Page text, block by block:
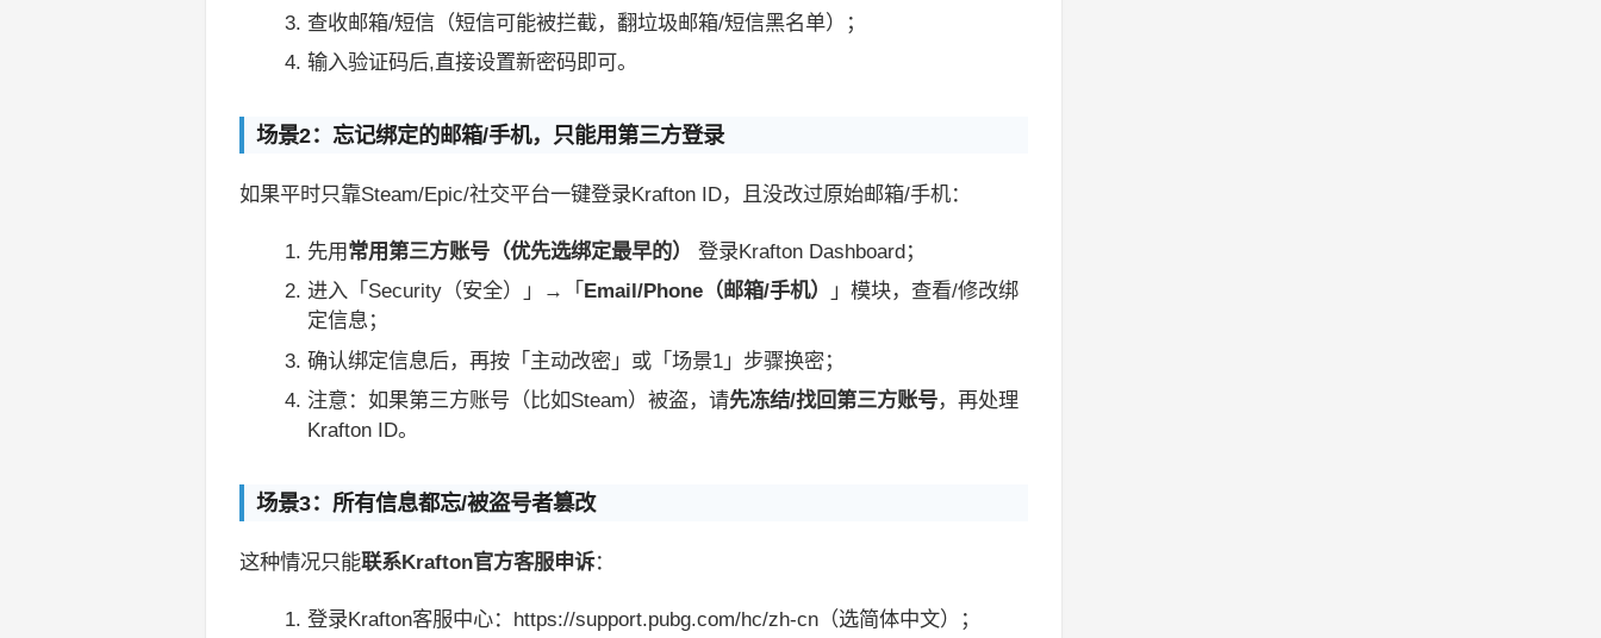
查收邮箱/短信（短信可能被拦截，翻垃圾邮箱/短信黑名单）；
输入验证码后,直接设置新密码即可。
场景2：忘记绑定的邮箱/手机，只能用第三方登录
如果平时只靠Steam/Epic/社交平台一键登录Krafton ID，且没改过原始邮箱/手机：
先用常用第三方账号（优先选绑定最早的）
登录Krafton Dashboard；
进入「Security（安全）」→「 Email/Phone（邮箱/手机）
」模块，查看/修改绑
定信息；
确认绑定信息后，再按「主动改密」或「场景1」步骤换密；
注意：如果第三方账号（比如Steam）被盗，请先冻结/找回第三方账号，再处理
Krafton ID。
场景3：所有信息都忘/被盗号者篡改
这种情况只能联系Krafton官方客服申诉：
登录Krafton客服中心：https://support.pubg.com/hc/zh-cn（选简体中文）；